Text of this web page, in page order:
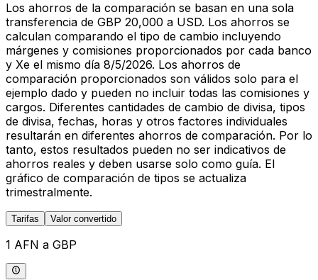
Los ahorros de la comparación se basan en una sola
transferencia de GBP 20,000 a USD. Los ahorros se
calculan comparando el tipo de cambio incluyendo
márgenes y comisiones proporcionados por cada banco
y Xe el mismo día 8/5/2026. Los ahorros de
comparación proporcionados son válidos solo para el
ejemplo dado y pueden no incluir todas las comisiones y
cargos. Diferentes cantidades de cambio de divisa, tipos
de divisa, fechas, horas y otros factores individuales
resultarán en diferentes ahorros de comparación. Por lo
tanto, estos resultados pueden no ser indicativos de
ahorros reales y deben usarse solo como guía. El
gráfico de comparación de tipos se actualiza
trimestralmente.
Tarifas Valor convertido
1 AFN a GBP